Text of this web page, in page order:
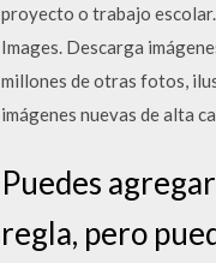
proyecto o trabajo
Images. Descarga
millones de otras fotos,
imágenes nuevas de alta
Puedes
regla, pero